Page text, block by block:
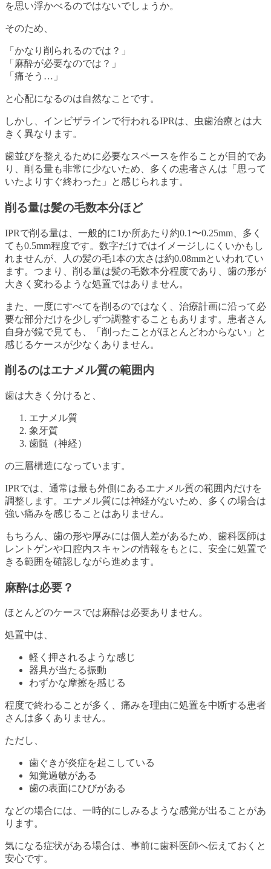
を思い浮かべるのではないでしょうか。
そのため、
「かなり削られるのでは？」
「麻酔が必要なのでは？」
「痛そう…」
と心配になるのは自然なことです。
しかし、インビザラインで行われるIPRは、虫歯治療とは大
きく異なります。
歯並びを整えるために必要なスペースを作ることが目的であ
り、削る量も非常に少ないため、多くの患者さんは「思って
いたよりすぐ終わった」と感じられます。
削る量は髪の毛数本分ほど
IPRで削る量は、一般的に1か所あたり約0.1〜0.25mm、多く
ても0.5mm程度です。数字だけではイメージしにくいかもし
れませんが、人の髪の毛1本の太さは約0.08mmといわれてい
ます。つまり、削る量は髪の毛数本分程度であり、歯の形が
大きく変わるような処置ではありません。
また、一度にすべてを削るのではなく、治療計画に沿って必
要な部分だけを少しずつ調整することもあります。患者さん
自身が鏡で見ても、「削ったことがほとんどわからない」と
感じるケースが少なくありません。
削るのはエナメル質の範囲内
歯は大きく分けると、
エナメル質
象牙質
歯髄（神経）
の三層構造になっています。
IPRでは、通常は最も外側にあるエナメル質の範囲内だけを
調整します。エナメル質には神経がないため、多くの場合は
強い痛みを感じることはありません。
もちろん、歯の形や厚みには個人差があるため、歯科医師は
レントゲンや口腔内スキャンの情報をもとに、安全に処置で
きる範囲を確認しながら進めます。
麻酔は必要？
ほとんどのケースでは麻酔は必要ありません。
処置中は、
軽く押されるような感じ
器具が当たる振動
わずかな摩擦を感じる
程度で終わることが多く、痛みを理由に処置を中断する患者
さんは多くありません。
ただし、
歯ぐきが炎症を起こしている
知覚過敏がある
歯の表面にひびがある
などの場合には、一時的にしみるような感覚が出ることがあ
ります。
気になる症状がある場合は、事前に歯科医師へ伝えておくと
安心です。